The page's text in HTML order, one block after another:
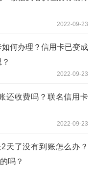
2022-09-23
何办理？信用卡已变成
2022-09-23
还收费吗？联名信用卡
2022-09-23
天了没有到账怎么办？
吗？